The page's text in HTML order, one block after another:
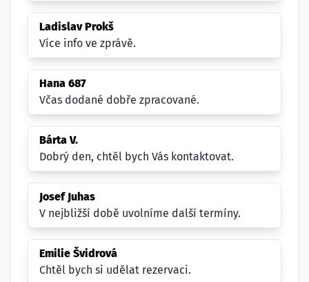
Ladislav Prokš
Více info ve zprávě.
Hana 687
Včas dodané dobře zpracované.
Bárta V.
Dobrý den, chtěl bych Vás kontaktovat.
Josef Juhas
V nejbližší době uvolníme další termíny.
Emilie Švidrová
Chtěl bych si udělat rezervaci.